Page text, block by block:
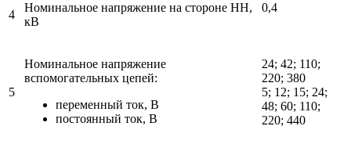
4
Номинальное напряжение на стороне НН,
кВ
0,4
5
Номинальное напряжение
вспомогательных цепей:
переменный ток, В
постоянный ток, В
24; 42; 110;
220; 380
5; 12; 15; 24;
48; 60; 110;
220; 440